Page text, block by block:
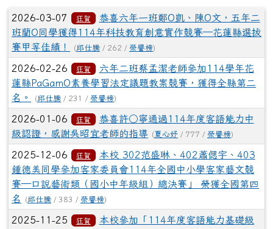
文章列表
2026-03-07 狂賀
恭喜六年一班鄭O凱、陳O文，五年二
班藺O同學獲得114年科技教育創意實作競賽—花蓮縣選拔
賽甲等佳績！
(邱仕騰 / 262 / 榮譽榜)
2026-02-26 狂賀
六年二班蔡孟潔老師參加114學年花
蓮縣PaGamO素養學習法定議題教案競賽，獲得全縣第二
名。
(邱仕騰 / 231 / 榮譽榜)
2026-01-06 狂賀
恭喜許○寧通過114年度客語能力中
級認證，感謝吳昭宜老師的指導 (夏心妤 / 777 / 榮譽榜)
2025-12-06 狂賀
本校 302范盛琳、402蕭偲宇、403
鍾德美同學參加客家委員會114年全國中小學客家藝文競
賽—口說藝術類（國小中年級組）總決賽」 榮獲全國第四
名
(邱仕騰 / 383 / 榮譽榜)
2025-11-25 狂賀
本校參加「114年度客語能力基礎級